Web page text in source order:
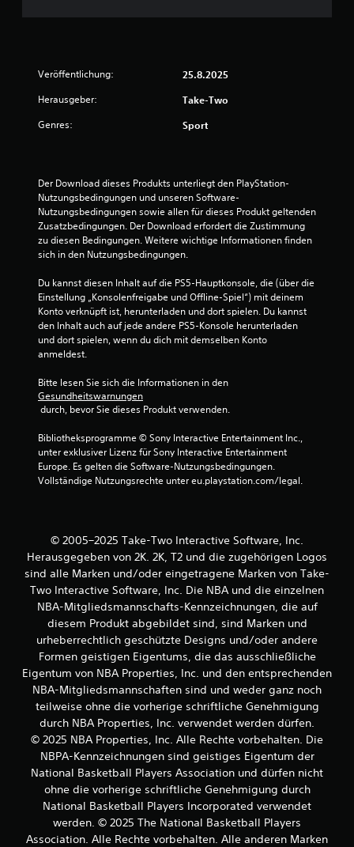
r
t
u
g
:
n
5
S
t
e
r
n
e
n
a
u
s
7
Veröffentlichung: 25.8.2025
Herausgeber: Take-Two
Genres: Sport
Der Download dieses Produkts unterliegt den PlayStation-
Nutzungsbedingungen und unseren Software-
Nutzungsbedingungen sowie allen für dieses Produkt geltenden
Zusatzbedingungen. Der Download erfordert die Zustimmung
zu diesen Bedingungen. Weitere wichtige Informationen finden
sich in den Nutzungsbedingungen.
Du kannst diesen Inhalt auf die PS5-Hauptkonsole, die (über die
Einstellung „Konsolenfreigabe und Offline-Spiel“) mit deinem
Konto verknüpft ist, herunterladen und dort spielen. Du kannst
den Inhalt auch auf jede andere PS5-Konsole herunterladen
und dort spielen, wenn du dich mit demselben Konto
anmeldest.
Bitte lesen Sie sich die Informationen in den
Gesundheitswarnungen
durch, bevor Sie dieses Produkt verwenden.
Bibliotheksprogramme © Sony Interactive Entertainment Inc.,
unter exklusiver Lizenz für Sony Interactive Entertainment
Europe. Es gelten die Software-Nutzungsbedingungen.
Vollständige Nutzungsrechte unter eu.playstation.com/legal.
© 2005–2025 Take-Two Interactive Software, Inc.
Herausgegeben von 2K. 2K, T2 und die zugehörigen Logos
sind alle Marken und/oder eingetragene Marken von Take-
Two Interactive Software, Inc. Die NBA und die einzelnen
NBA-Mitgliedsmannschafts-Kennzeichnungen, die auf
diesem Produkt abgebildet sind, sind Marken und
urheberrechtlich geschützte Designs und/oder andere
Formen geistigen Eigentums, die das ausschließliche
Eigentum von NBA Properties, Inc. und den entsprechenden
NBA-Mitgliedsmannschaften sind und weder ganz noch
teilweise ohne die vorherige schriftliche Genehmigung
durch NBA Properties, Inc. verwendet werden dürfen.
© 2025 NBA Properties, Inc. Alle Rechte vorbehalten. Die
NBPA-Kennzeichnungen sind geistiges Eigentum der
National Basketball Players Association und dürfen nicht
ohne die vorherige schriftliche Genehmigung durch
National Basketball Players Incorporated verwendet
werden. © 2025 The National Basketball Players
Association. Alle Rechte vorbehalten. Alle anderen Marken